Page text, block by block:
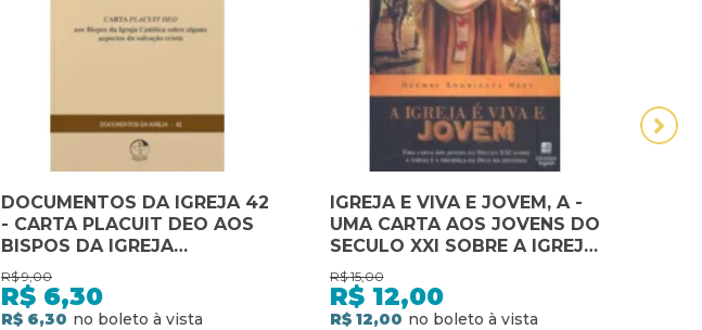
DOCUMENTOS DA IGREJA 42
- CARTA PLACUIT DEO AOS
BISPOS DA IGREJA
CATÓLICA SOBRE ALGUNS
ASPECTOS DA SALVAÇÃO
CRISTÃ
R$ 9,00
R$ 6,30
R$ 6,30
IGREJA E VIVA E JOVEM, A -
UMA CARTA AOS JOVENS DO
SECULO XXI SOBRE A IGREJA
E A PRESENÇA DE DEUS NA
HISTÓRIA
R$ 15,00
R$ 12,00
R$ 12,00